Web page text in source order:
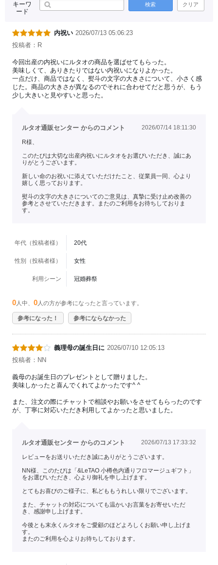
キーワ
ード
検索 クリア
内祝い 2026/07/13 05:06:23
投稿者：R
今回出産の内祝いにルタオの商品を選ばせてもらった。
美味しくて、ありきたりではない内祝いになりよかった。
一点だけ、商品ではなく、熨斗の文字の大きさについて、小さく感
じた。商品の大きさが異なるのでそれに合わせてだと思うが、もう
少し大きいと見やすいと思った。
ルタオ通販センター からのコメント 2026/07/14 18:11:30
R様、
このたびは大切な出産内祝いにルタオをお選びいただき、誠にあ
りがとうございます。
新しい命のお祝いに添えていただけたこと、従業員一同、心より
嬉しく思っております。
熨斗の文字の大きさについてのご意見は、真摯に受け止め改善の
参考とさせていただきます。またのご利用をお待ちしておりま
す。
年代（投稿者様） 20代
性別（投稿者様） 女性
利用シーン 冠婚葬祭
0 人中、 0 人の方が参考になったと言っています。
参考になった！ 参考にならなかった
義理母の誕生日に 2026/07/10 12:05:13
投稿者：NN
義母のお誕生日のプレゼントとして贈りました。
美味しかったと喜んでくれてよかったです^ ^
また、注文の際にチャットで相談やお願いをさせてもらったのです
が、丁寧に対応いただき利用してよかったと思いました。
ルタオ通販センター からのコメント 2026/07/13 17:33:32
レビューをお送りいただき誠にありがとうございます。
NN様、このたびは「&LeTAO 小樽色内通りフロマージュギフト」
をお選びいただき、心より御礼を申し上げます。
とてもお喜びのご様子に、私どももうれしい限りでございます。
また、チャットの対応についても温かいお言葉をお寄せいただ
き、感謝申し上げます。
今後とも末永くルタオをご愛顧のほどよろしくお願い申し上げま
す。
またのご利用を心よりお待ちしております。